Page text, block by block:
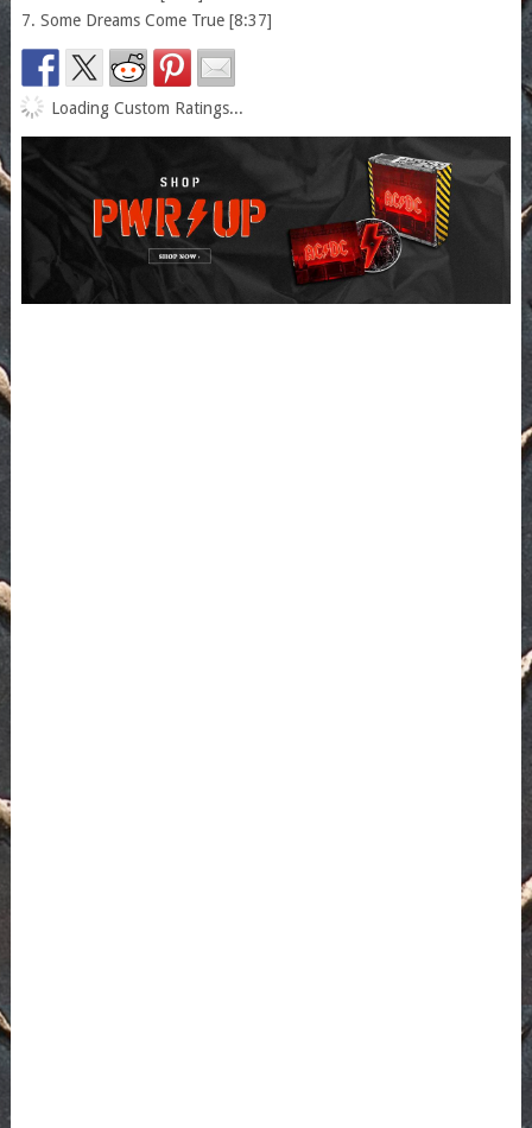
7. Some Dreams Come True [8:37]
Loading Custom Ratings...